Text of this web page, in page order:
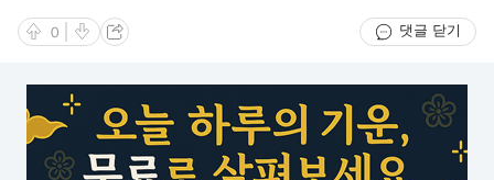
0 댓글 닫기